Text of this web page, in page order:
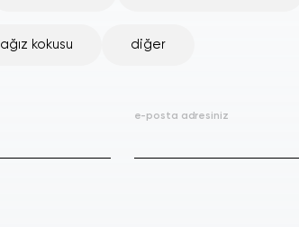
ağız kokusu diğer
e-posta adresiniz